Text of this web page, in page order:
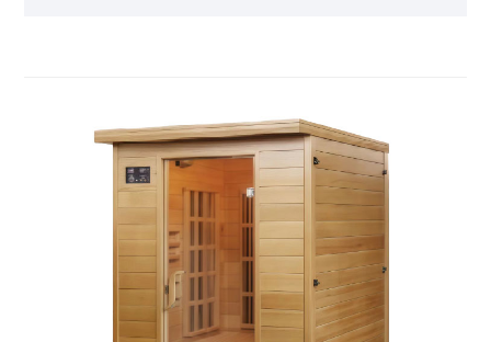
bir şekilde uyum sağlar. Çalıştırılması ve montajı
kolay olması, geleneksel saunalarla ilgili güçlükleri
ve bakımları ortadan kaldırır, bu da onu zahmetsiz
rahatlama ve yenilenme için ideal seçim haline